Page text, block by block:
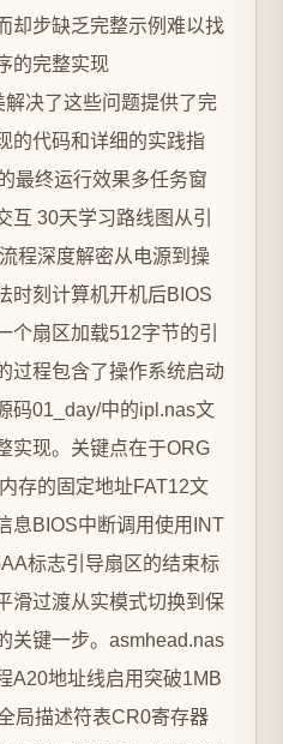
却步缺乏完整示例难以找
的完整实现
决了这些问题提供了完
的代码和详细的实践指
最终运行效果多任务窗
互 30天学习路线图从引
程深度解密从电源到操
时刻计算机开机后BIOS
个扇区加载512字节的引
过程包含了操作系统启动
码01_day/中的ipl.nas文
实现。关键点在于ORG
存的固定地址FAT12文
息BIOS中断调用使用INT
标志引导扇区的结束标
滑过渡从实模式切换到保
关键一步。asmhead.nas
A20地址线启用突破1MB
局描述符表CR0寄存器